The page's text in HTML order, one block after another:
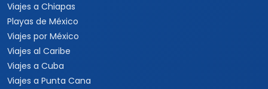
Viajes a Chiapas
Playas de México
Viajes por México
Viajes al Caribe
Viajes a Cuba
Viajes a Punta Cana